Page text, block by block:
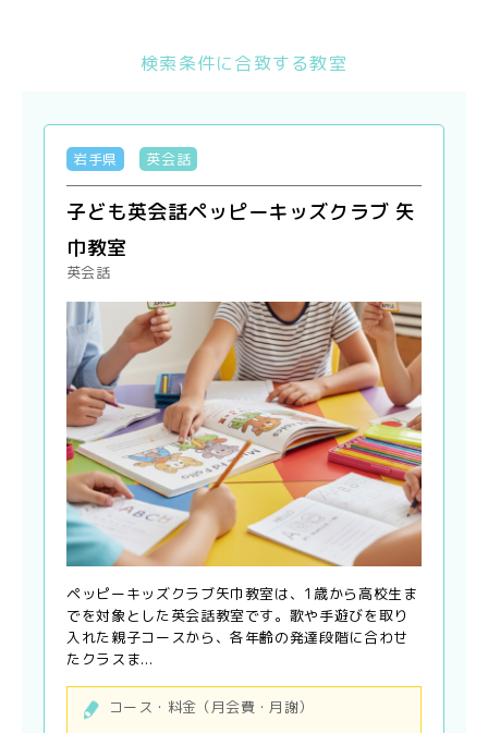
検索条件に合致する教室
岩手県 英会話
子ども英会話ペッピーキッズクラブ 矢
巾教室
英会話
ペッピーキッズクラブ矢巾教室は、1歳から高校生ま
でを対象とした英会話教室です。歌や手遊びを取り
入れた親子コースから、各年齢の発達段階に合わせ
たクラスま...
コース・料金（月会費・月謝）